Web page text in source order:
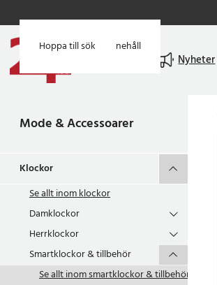
Hoppa till huvudinnehåll
Hoppa till sök
Nyheter
Mode & Accessoarer
Klockor
Se allt inomklockor
Damklockor
Herrklockor
Smartklockor & tillbehör
Se allt inomsmartklockor & tillbehör